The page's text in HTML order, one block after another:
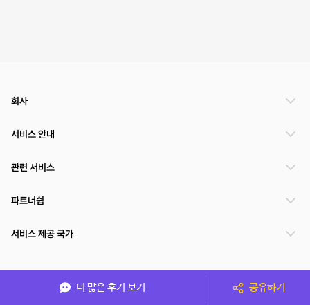
더 많은 후기 보기 공유하기
회사
서비스 안내
관련 서비스
파트너쉽
서비스 제공 국가
(주)NSPACE 사업자정보